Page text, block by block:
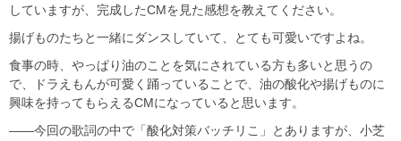
していますが、完成したCMを見た感想を教えてください。
揚げものたちと一緒にダンスしていて、とても可愛いですよね。
食事の時、やっぱり油のことを気にされている方も多いと思うの
で、ドラえもんが可愛く踊っていることで、油の酸化や揚げものに
興味を持ってもらえるCMになっていると思います。
――今回の歌詞の中で「酸化対策バッチリこ」とありますが、小芝